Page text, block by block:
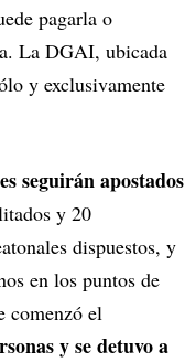
pagarla o
La DGAI, ubicada
y exclusivamente
seguirán apostados
y 20
dispuestos, y
en los puntos de
comenzó el
y se detuvo a